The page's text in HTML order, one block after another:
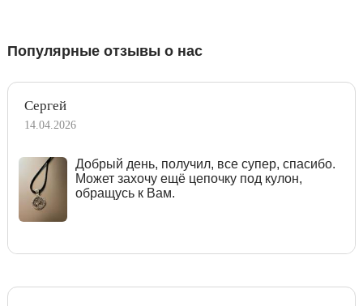
Популярные отзывы о нас
Сергей
14.04.2026
Добрый день, получил, все супер, спасибо.
Может захочу ещё цепочку под кулон,
обращусь к Вам.